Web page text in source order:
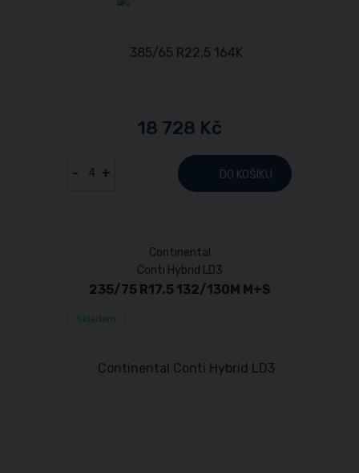
18 728 Kč
- + DO KOŠÍKU
Continental
Conti Hybrid LD3
235/75 R17.5 132/130M M+S
Skladem